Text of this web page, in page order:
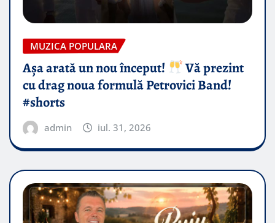
MUZICA POPULARA
Așa arată un nou început!
Vă prezint
cu drag noua formulă Petrovici Band!
#shorts
admin iul. 31, 2026